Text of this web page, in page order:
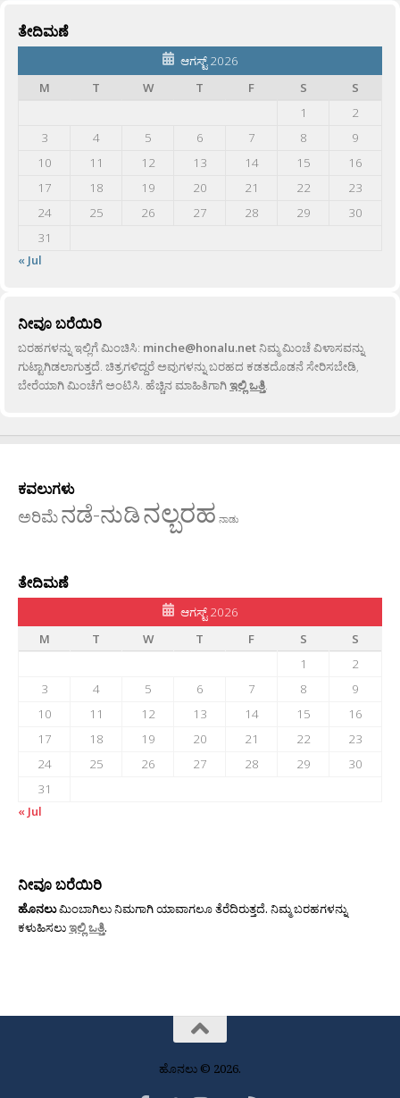
ತೇದಿಮಣೆ
ಆಗಸ್ಟ್ 2026
M
T W T F S
S
1
2
3
4 5 6 7 8
9
10
11 12 13 14 15
16
17
18 19 20 21 22
23
24
25 26 27 28 29
30
31
« Jul
ನೀವೂ ಬರೆಯಿರಿ
ಬರಹಗಳನ್ನು ಇಲ್ಲಿಗೆ ಮಿಂಚಿಸಿ: minche@honalu.netನಿಮ್ಮ ಮಿಂಚೆ ವಿಳಾಸವನ್ನು
ಗುಟ್ಟಾಗಿಡಲಾಗುತ್ತದೆ. ಚಿತ್ರಗಳಿದ್ದರೆ ಅವುಗಳನ್ನು ಬರಹದ ಕಡತದೊಡನೆ ಸೇರಿಸಬೇಡಿ,
ಬೇರೆಯಾಗಿ ಮಿಂಚೆಗೆ ಅಂಟಿಸಿ. ಹೆಚ್ಚಿನ ಮಾಹಿತಿಗಾಗಿಇಲ್ಲಿ ಒತ್ತಿ.
ಕವಲುಗಳು
ಅರಿಮೆನಡೆ-ನುಡಿನಲ್ಬರಹ ನಾಡು
ತೇದಿಮಣೆ
ಆಗಸ್ಟ್ 2026
M
T W T F S
S
1
2
3
4 5 6 7 8
9
10
11 12 13 14 15
16
17
18 19 20 21 22
23
24
25 26 27 28 29
30
31
« Jul
ನೀವೂ ಬರೆಯಿರಿ
ಹೊನಲುಮಿಂಬಾಗಿಲು ನಿಮಗಾಗಿ ಯಾವಾಗಲೂ ತೆರೆದಿರುತ್ತದೆ. ನಿಮ್ಮ ಬರಹಗಳನ್ನು
ಕಳುಹಿಸಲುಇಲ್ಲಿ ಒತ್ತಿ.
ಹೊನಲು © 2026.